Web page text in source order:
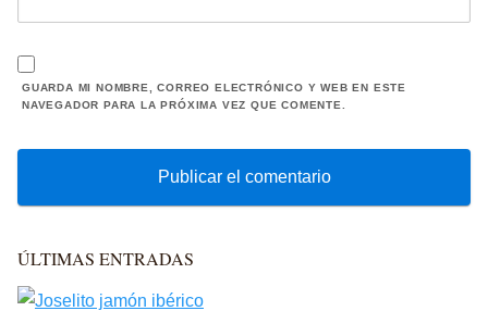
GUARDA MI NOMBRE, CORREO ELECTRÓNICO Y WEB EN ESTE
NAVEGADOR PARA LA PRÓXIMA VEZ QUE COMENTE.
ÚLTIMAS ENTRADAS